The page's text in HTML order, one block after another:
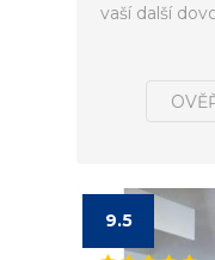
vaší další
9.5